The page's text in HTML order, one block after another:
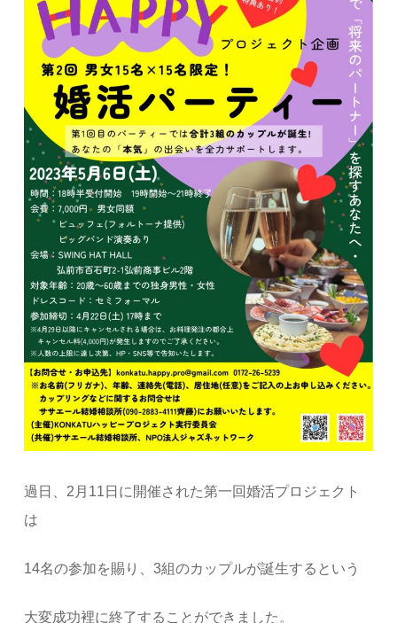
過日、2月11日に開催された第一回婚活プロジェクト
は
14名の参加を賜り、3組のカップルが誕生するという
大変成功裡に終了することができました。